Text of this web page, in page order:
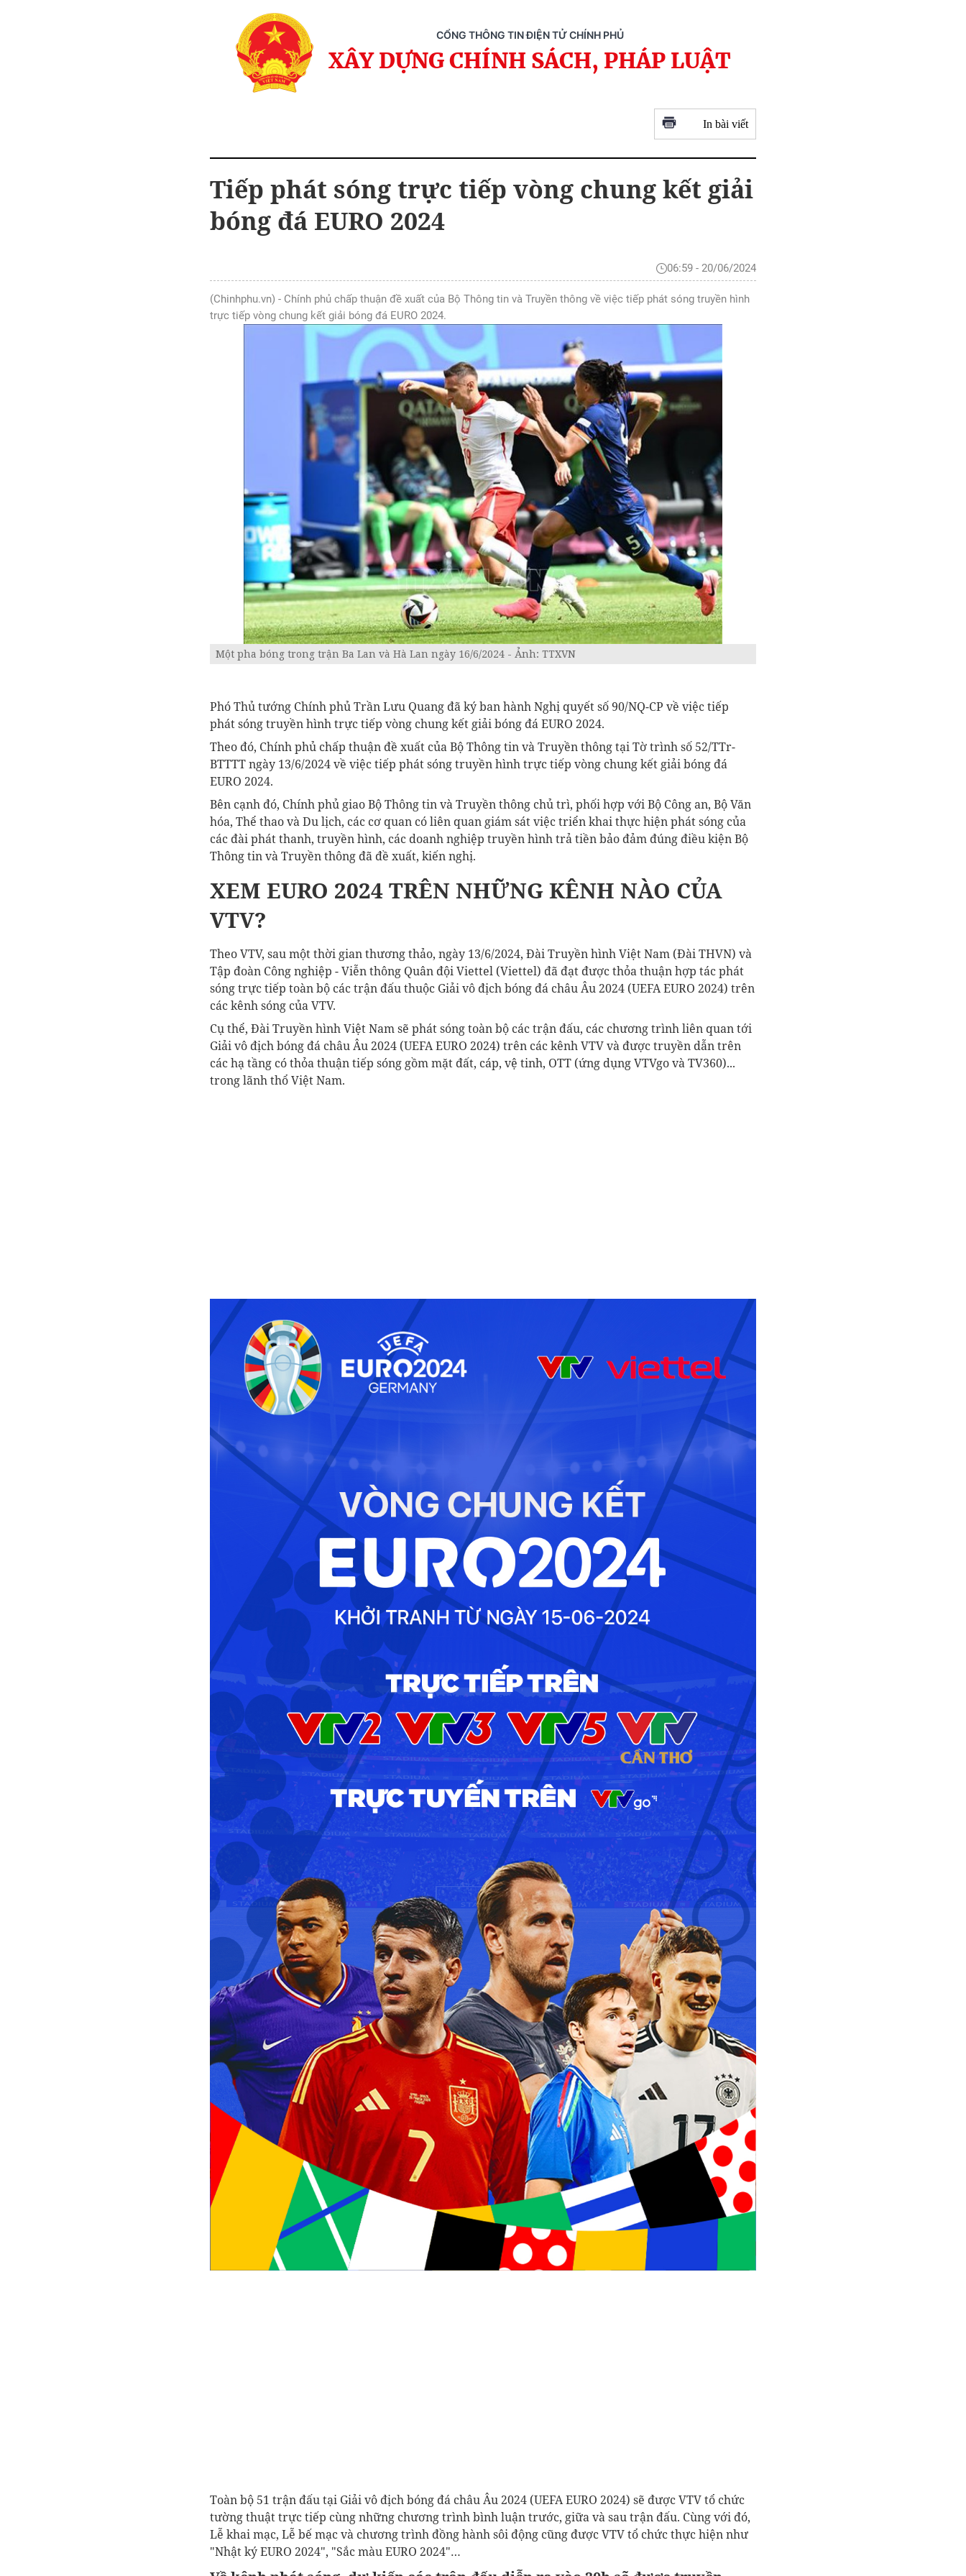
CỔNG THÔNG TIN ĐIỆN TỬ CHÍNH PHỦ
XÂY DỰNG CHÍNH SÁCH, PHÁP LUẬT
In bài viết
Tiếp phát sóng trực tiếp vòng chung kết giải
bóng đá EURO 2024
06:59 - 20/06/2024
(Chinhphu.vn) - Chính phủ chấp thuận đề xuất của Bộ Thông tin và Truyền thông về việc tiếp phát sóng truyền hình
trực tiếp vòng chung kết giải bóng đá EURO 2024.
Một pha bóng trong trận Ba Lan và Hà Lan ngày 16/6/2024 - Ảnh: TTXVN
Phó Thủ tướng Chính phủ Trần Lưu Quang đã ký ban hành Nghị quyết số 90/NQ-CP về việc tiếp
phát sóng truyền hình trực tiếp vòng chung kết giải bóng đá EURO 2024.
Theo đó, Chính phủ chấp thuận đề xuất của Bộ Thông tin và Truyền thông tại Tờ trình số 52/TTr-
BTTTT ngày 13/6/2024 về việc tiếp phát sóng truyền hình trực tiếp vòng chung kết giải bóng đá
EURO 2024.
Bên cạnh đó, Chính phủ giao Bộ Thông tin và Truyền thông chủ trì, phối hợp với Bộ Công an, Bộ Văn
hóa, Thể thao và Du lịch, các cơ quan có liên quan giám sát việc triển khai thực hiện phát sóng của
các đài phát thanh, truyền hình, các doanh nghiệp truyền hình trả tiền bảo đảm đúng điều kiện Bộ
Thông tin và Truyền thông đã đề xuất, kiến nghị.
XEM EURO 2024 TRÊN NHỮNG KÊNH NÀO CỦA
VTV?
Theo VTV, sau một thời gian thương thảo, ngày 13/6/2024, Đài Truyền hình Việt Nam (Đài THVN) và
Tập đoàn Công nghiệp - Viễn thông Quân đội Viettel (Viettel) đã đạt được thỏa thuận hợp tác phát
sóng trực tiếp toàn bộ các trận đấu thuộc Giải vô địch bóng đá châu Âu 2024 (UEFA EURO 2024) trên
các kênh sóng của VTV.
Cụ thể, Đài Truyền hình Việt Nam sẽ phát sóng toàn bộ các trận đấu, các chương trình liên quan tới
Giải vô địch bóng đá châu Âu 2024 (UEFA EURO 2024) trên các kênh VTV và được truyền dẫn trên
các hạ tầng có thỏa thuận tiếp sóng gồm mặt đất, cáp, vệ tinh, OTT (ứng dụng VTVgo và TV360)...
trong lãnh thổ Việt Nam.
Toàn bộ 51 trận đấu tại Giải vô địch bóng đá châu Âu 2024 (UEFA EURO 2024) sẽ được VTV tổ chức
tường thuật trực tiếp cùng những chương trình bình luận trước, giữa và sau trận đấu. Cùng với đó,
Lễ khai mạc, Lễ bế mạc và chương trình đồng hành sôi động cũng được VTV tổ chức thực hiện như
"Nhật ký EURO 2024", "Sắc màu EURO 2024"…